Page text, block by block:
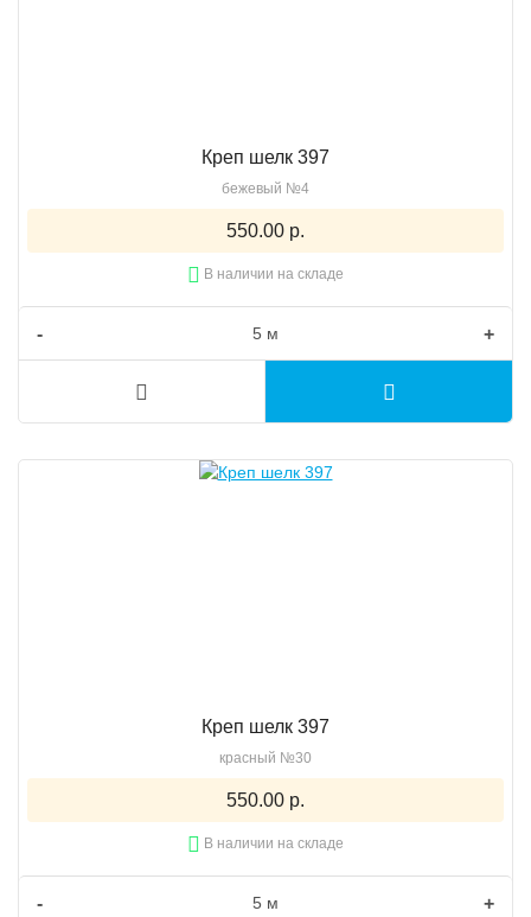
Креп шелк 397
бежевый №4
550.00 р.
В наличии на складе
- +
Креп шелк 397
красный №30
550.00 р.
В наличии на складе
- +